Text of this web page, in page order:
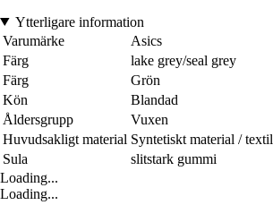
Ytterligare information
Varumärke
Asics
Färg
lake grey/seal grey
Färg
Grön
Kön
Blandad
Åldersgrupp
Vuxen
Huvudsakligt material Syntetiskt material / textil
Sula
slitstark gummi
Loading...
Loading...